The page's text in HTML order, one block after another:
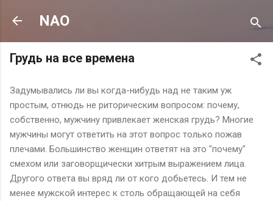
NAO
Грудь на все времена
Задумывались ли вы когда-нибудь над не таким уж
простым, отнюдь не риторическим вопросом: почему,
собственно, мужчину привлекает женская грудь? Многие
мужчины могут ответить на этот вопрос только пожав
плечами. Большинство женщин ответят на это "почему"
смехом или заговорщически хитрым выражением лица.
Другого ответа вы вряд ли от кого добьетесь. И тем не
менее мужской интерес к столь обращающей на себя